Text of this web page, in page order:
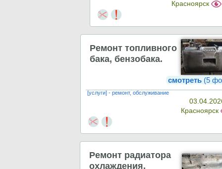
Красноярск
Ремонт топливного
бака, бензобака.
смотреть(5
[услуги] - ремонт, обслуживание
Красноярск
Ремонт радиатора
охлаждения,